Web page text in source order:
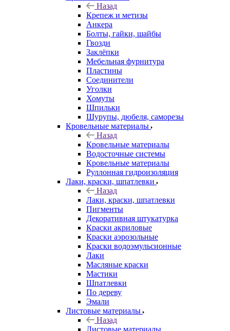
Назад
Крепеж и метизы
Анкера
Болты, гайки, шайбы
Гвозди
Заклёпки
Мебельная фурнитура
Пластины
Соединители
Уголки
Хомуты
Шпильки
Шурупы, дюбеля, саморезы
Кровельные материалы
Назад
Кровельные материалы
Водосточные системы
Кровельные материалы
Руллонная гидроизоляция
Лаки, краски, шпатлевки
Назад
Лаки, краски, шпатлевки
Пигменты
Декоративная штукатурка
Краски акриловые
Краски аэрозольные
Краски водоэмульсионные
Лаки
Масляные краски
Мастики
Шпатлевки
По дереву
Эмали
Листовые материалы
Назад
Листовые материалы